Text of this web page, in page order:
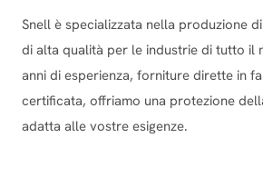
Snell è specializzata nella produzione
di alta qualità per le industrie di tutto il
anni di esperienza, forniture dirette in
certificata, offriamo una protezione
adatta alle vostre esigenze.